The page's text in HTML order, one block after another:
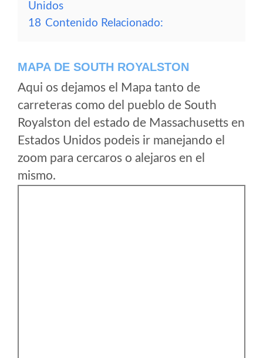
Unidos
18 Contenido Relacionado:
MAPA DE SOUTH ROYALSTON
Aqui os dejamos el Mapa tanto de
carreteras como del pueblo de South
Royalston del estado de Massachusetts en
Estados Unidos podeis ir manejando el
zoom para cercaros o alejaros en el
mismo.